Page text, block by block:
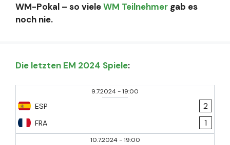
WM-Pokal – so vieleWM Teilnehmer gab es
noch nie.
Die letzten EM 2024 Spiele:
9.7.2024-19:00
ESP
FRA
2
1
10.7.2024-19:00